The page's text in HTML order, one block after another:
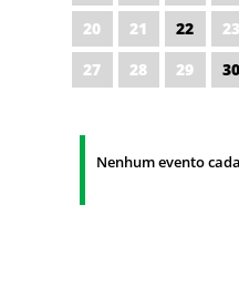
20
21 22 23
27
28 29 30
Nenhum evento